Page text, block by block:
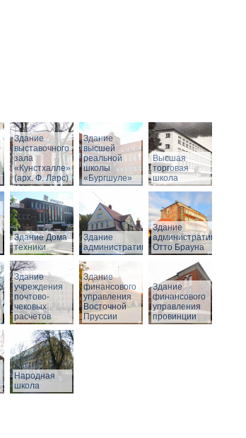
Здание
выставочного
зала
«Кунстхалле»
(арх. Ф. Ларс)
Здание
высшей
реальной
школы
«Бургшуле»
Высшая
торговая
школа
Здание Дома
техники
Здание
административное
Здание
административное
Отто Брауна
Здание
учреждения
почтово-
чековых
расчетов
Здание
финансового
управления
Восточной
Пруссии
Здание
финансового
управления
провинции
Народная
школа